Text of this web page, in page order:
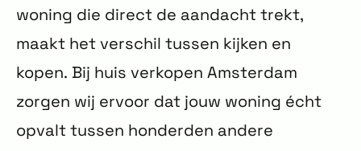
woning die direct de aandacht trekt,
maakt het verschil tussen kijken en
kopen. Bij huis verkopen Amsterdam
zorgen wij ervoor dat jouw woning écht
opvalt tussen honderden andere